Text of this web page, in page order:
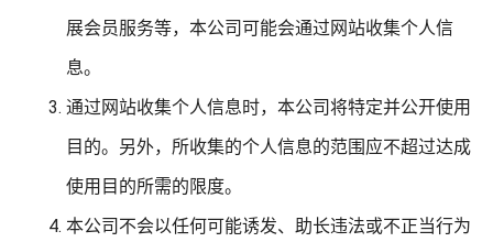
展会员服务等，本公司可能会通过网站收集个人信
息。
通过网站收集个人信息时，本公司将特定并公开使用
目的。另外，所收集的个人信息的范围应不超过达成
使用目的所需的限度。
本公司不会以任何可能诱发、助长违法或不正当行为